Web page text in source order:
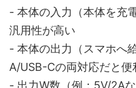
- 本体の入力（本体を充
汎用性が高い
- 本体の出力（スマホへ
A/USB-Cの両対応だと便
- 出力W数（例：5V/2A